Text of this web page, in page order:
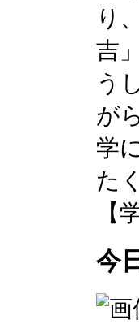
り
吉
う
が
学
た
【
今